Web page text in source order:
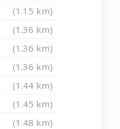
(1.15 km)
(1.36 km)
(1.36 km)
(1.36 km)
(1.44 km)
(1.45 km)
(1.48 km)